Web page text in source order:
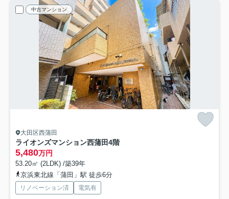
中古マンション
大田区西蒲田
ライオンズマンション西蒲田4階
5,480万円
53.20㎡ (2LDK) /築39年
京浜東北線「蒲田」駅 徒歩6分
リノベーション済 電気有